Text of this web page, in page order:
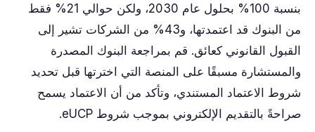
بنسبة 100% بحلول عام 2030، ولكن حوالي 21% فقط
من البنوك قد اعتمدتها، و43% من الشركات تشير إلى
القبول القانوني كعائق. قم بمراجعة البنوك المصدرة
والمستشارة مسبقًا على المنصة التي اخترتها قبل تحديد
شروط الاعتماد المستندي، وتأكد من أن الاعتماد يسمح
صراحةً بالتقديم الإلكتروني بموجب شروط eUCP.